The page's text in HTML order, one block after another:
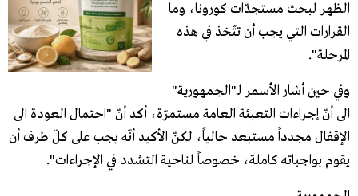
الظهر لبحث مستجدّات كورونا، وما
القرارات التي يجب أن تتّخذ في هذه
المرحلة".
وفي حين أشار الأسمر لـ"الجمهورية"
الى أنّ إجراءات التعبئة العامة مستمرّة، أكد أنّ "احتمال العودة الى
الإقفال مجدداً مستبعد حالياً، لكنّ الأكيد أنّه يجب على كلّ طرف أن
يقوم بواجباته كاملة، خصوصاً لناحية التشدد في الإجراءات".